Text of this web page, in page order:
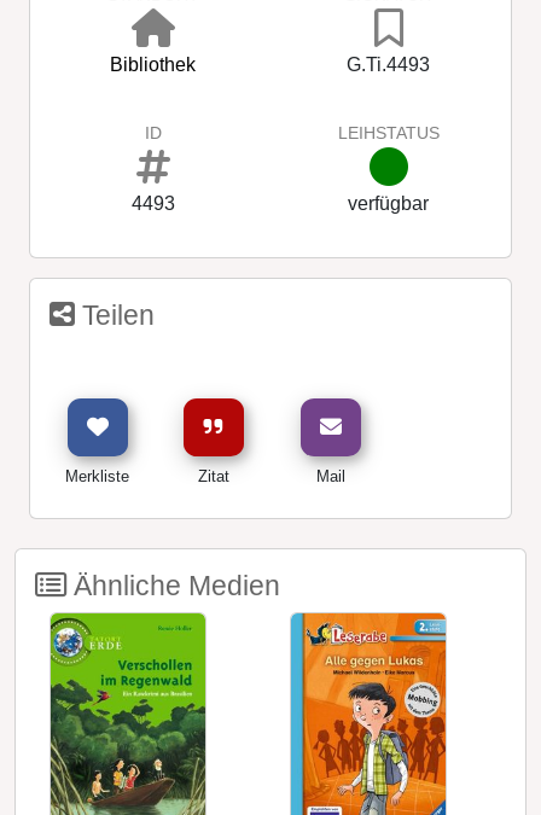
Bibliothek G.Ti.4493
ID
4493
LEIHSTATUS
verfügbar
Teilen
Merkliste Zitat Mail
Ähnliche Medien